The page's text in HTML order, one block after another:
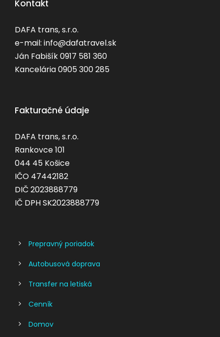
Kontakt
DAFA trans, s.r.o.
e-mail: info@dafatravel.sk
Ján Fabišík 0917 581 360
Kancelária 0905 300 285
Fakturačné údaje
DAFA trans, s.r.o.
Rankovce 101
044 45 Košice
IČO 47442182
DIČ 2023888779
IČ DPH SK2023888779
Prepravný poriadok
Autobusová doprava
Transfer na letiská
Cenník
Domov